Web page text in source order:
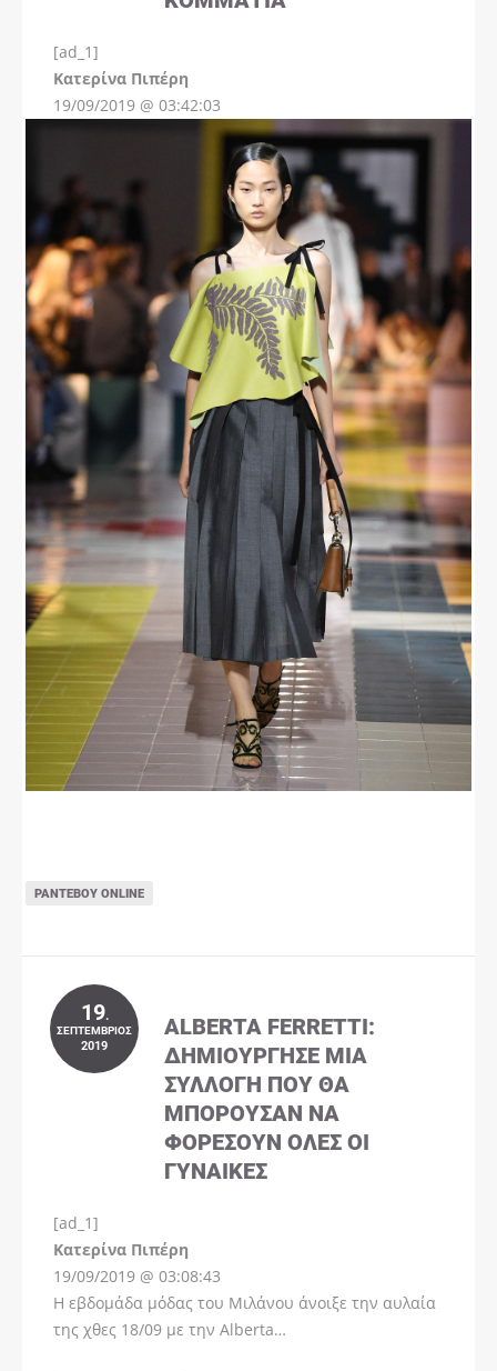
[ad_1]
Kατερίνα Πιπέρη
19/09/2019 @ 03:42:03
ΡΑΝΤΕΒΟΎ ONLINE
19.
ΣΕΠΤΈΜΒΡΙΟΣ
2019
ALBERTA FERRETTI:
ΔΗΜΙΟΎΡΓΗΣΕ ΜΊΑ
ΣΥΛΛΟΓΉ ΠΟΥ ΘΑ
ΜΠΟΡΟΎΣΑΝ ΝΑ
ΦΟΡΈΣΟΥΝ ΌΛΕΣ ΟΙ
ΓΥΝΑΊΚΕΣ
[ad_1]
Kατερίνα Πιπέρη
19/09/2019 @ 03:08:43
Η εβδομάδα μόδας του Μιλάνου άνοιξε την αυλαία
της χθες 18/09 με την Alberta…